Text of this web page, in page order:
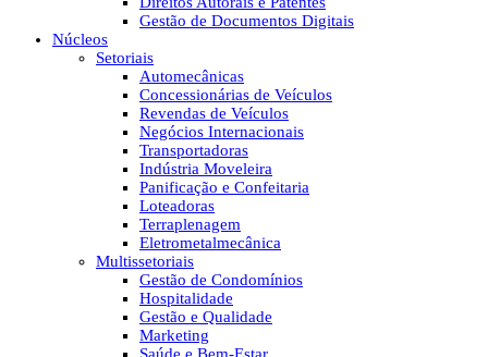
Gestão de Documentos Digitais
Núcleos
Setoriais
Automecânicas
Concessionárias de Veículos
Revendas de Veículos
Negócios Internacionais
Transportadoras
Indústria Moveleira
Panificação e Confeitaria
Loteadoras
Terraplenagem
Eletrometalmecânica
Multissetoriais
Gestão de Condomínios
Hospitalidade
Gestão e Qualidade
Marketing